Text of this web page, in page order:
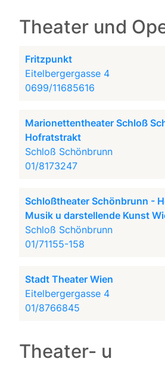
Theater und
Fritzpunkt
Eitelbergergasse 4
0699/11685616
Marionettentheater Schloß
Hofratstrakt
Schloß Schönbrunn
01/8173247
Schloßtheater Schönbrunn -
Musik u darstellende Kunst
Schloß Schönbrunn
01/71155-158
Stadt Theater Wien
Eitelbergergasse 4
01/8766845
Theater- u